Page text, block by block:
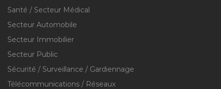
Santé / Secteur Médical
Secteur Automobile
Secteur Immobilier
Secteur Public
Sécurité / Surveillance / Gardiennage
Télécommunications / Réseaux